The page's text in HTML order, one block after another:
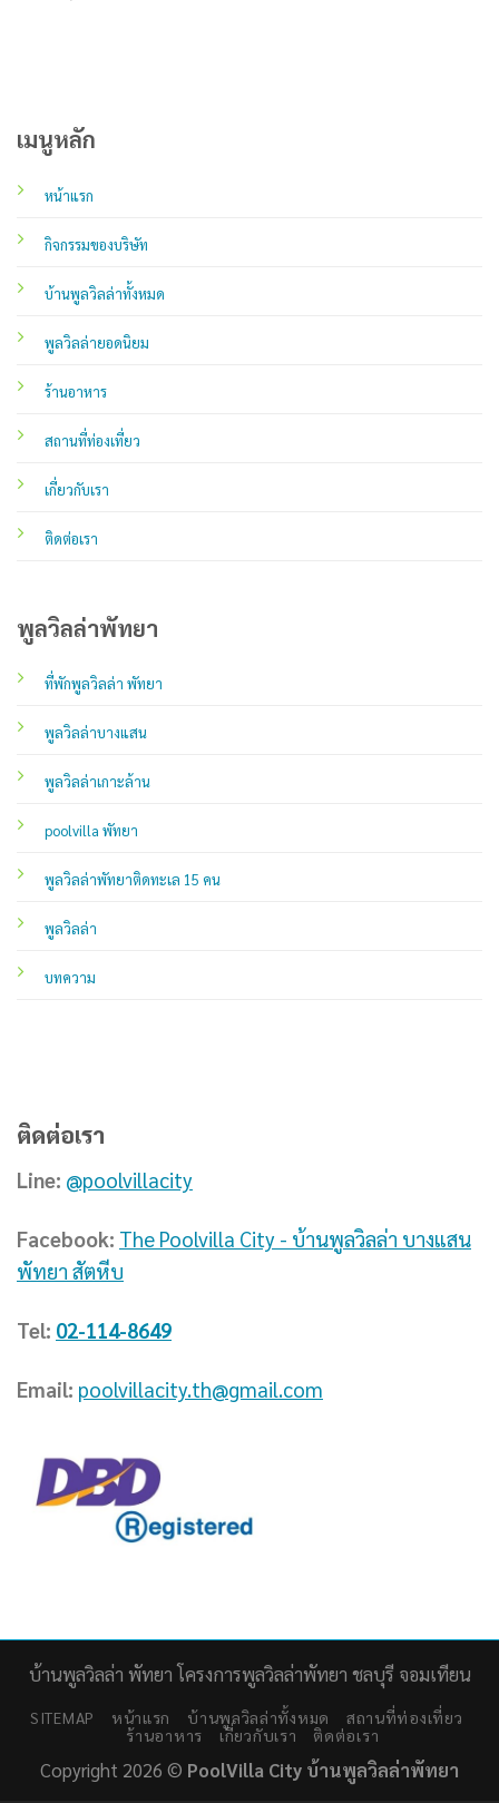
เมนูหลัก
หน้าแรก
กิจกรรมของบริษัท
บ้านพูลวิลล่าทั้งหมด
พูลวิลล่ายอดนิยม
ร้านอาหาร
สถานที่ท่องเที่ยว
เกี่ยวกับเรา
ติดต่อเรา
พูลวิลล่าพัทยา
ที่พักพูลวิลล่า พัทยา
พูลวิลล่าบางแสน
พูลวิลล่าเกาะล้าน
poolvilla พัทยา
พูลวิลล่าพัทยาติดทะเล 15 คน
พูลวิลล่า
บทความ
ติดต่อเรา
Line: @poolvillacity
Facebook: The Poolvilla City - บ้านพูลวิลล่า บางแสน
พัทยา สัตหีบ
Tel: 02-114-8649
Email: poolvillacity.th@gmail.com
บ้านพูลวิลล่า พัทยา โครงการพูลวิลล่าพัทยา ชลบุรี จอมเทียน
SITEMAP หน้าแรก บ้านพูลวิลล่าทั้งหมด
สถานที่ท่องเที่ยว
ร้านอาหาร
เกี่ยวกับเรา ติดต่อเรา
Copyright 2026 © PoolVilla City บ้านพูลวิลล่าพัทยา